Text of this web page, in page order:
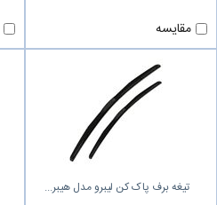
مقایسه
تیغه برف پاک کن لیبرو مدل هیبر